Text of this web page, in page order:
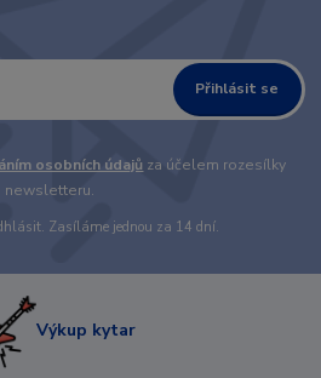
Přihlásit se
osobních údajů za účelem rozesílky
newsletteru.
Zasíláme jednou za 14 dní.
Výkup kytar